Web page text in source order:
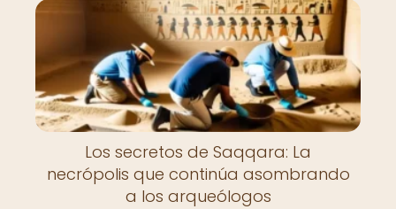
Los secretos de Saqqara: La
necrópolis que continúa asombrando
a los arqueólogos